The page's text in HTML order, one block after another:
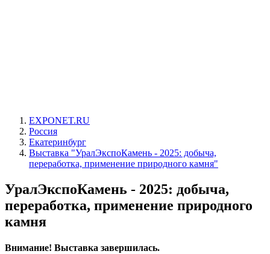
EXPONET.RU
Россия
Екатеринбург
Выставка "УралЭкспоКамень - 2025: добыча,
переработка, применение природного камня"
УралЭкспоКамень - 2025: добыча,
переработка, применение природного
камня
Внимание! Выставка завершилась.